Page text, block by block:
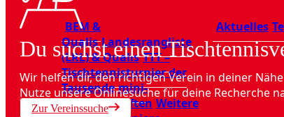
BEM &
Qualis Landesrangliste
(LRL) & Qualis TTT –
Tischtennisturnier der
Tausende mini-
Meisterschaften Weitere
Aktuelles
Du suchst einen
Wir helfen dir, den richtigen Verein in deiner
Nutze unsere Onlinesuche für deine Recherche
Zur Vereinssuche